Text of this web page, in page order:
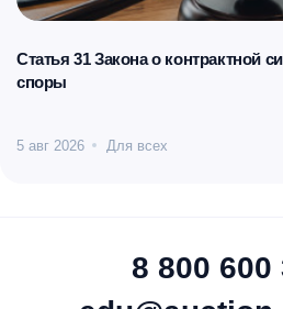
Статья 31 Закона о контрактной
споры
5 авг 2026 Для всех
8 800 600